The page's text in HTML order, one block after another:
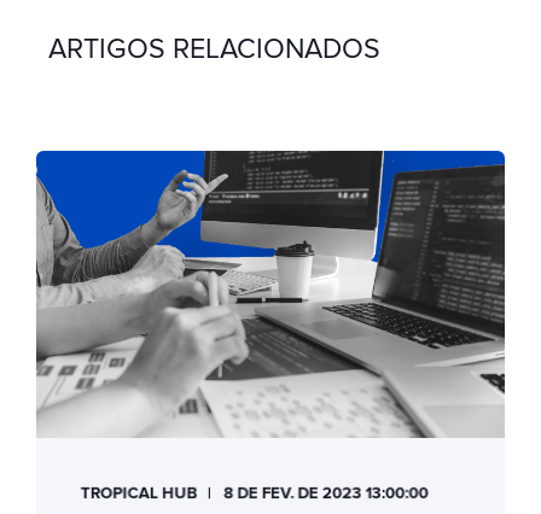
ARTIGOS RELACIONADOS
TROPICAL HUB 8 DE FEV. DE 2023 13:00:00